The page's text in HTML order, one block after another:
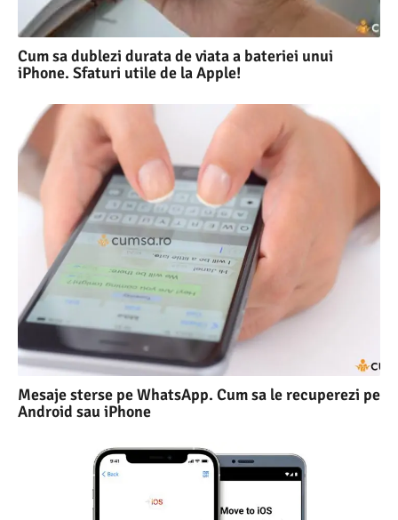
Cum sa dublezi durata de viata a bateriei unui
iPhone. Sfaturi utile de la Apple!
Mesaje sterse pe WhatsApp. Cum sa le recuperezi pe
Android sau iPhone